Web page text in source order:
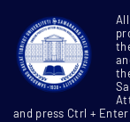
and press Ctrl +